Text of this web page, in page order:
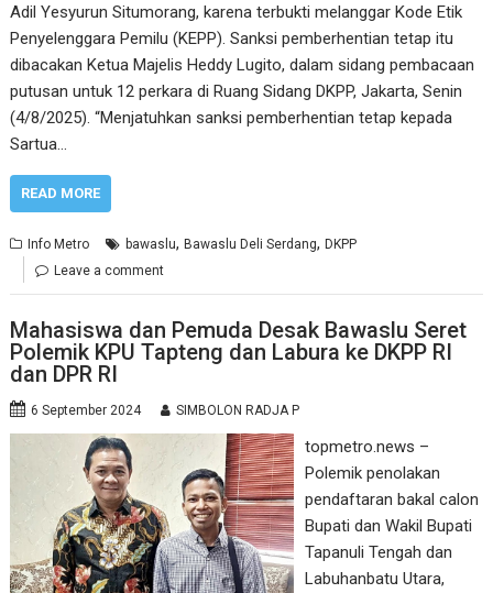
Adil Yesyurun Situmorang, karena terbukti melanggar Kode Etik
Penyelenggara Pemilu (KEPP). Sanksi pemberhentian tetap itu
dibacakan Ketua Majelis Heddy Lugito, dalam sidang pembacaan
putusan untuk 12 perkara di Ruang Sidang DKPP, Jakarta, Senin
(4/8/2025). “Menjatuhkan sanksi pemberhentian tetap kepada
Sartua…
READ MORE
Info Metro bawaslu,Bawaslu Deli Serdang,DKPP
Leave a comment
Mahasiswa dan Pemuda Desak Bawaslu Seret
Polemik KPU Tapteng dan Labura ke DKPP RI
dan DPR RI
6 September 2024 SIMBOLON RADJA P
topmetro.news –
Polemik penolakan
pendaftaran bakal calon
Bupati dan Wakil Bupati
Tapanuli Tengah dan
Labuhanbatu Utara,